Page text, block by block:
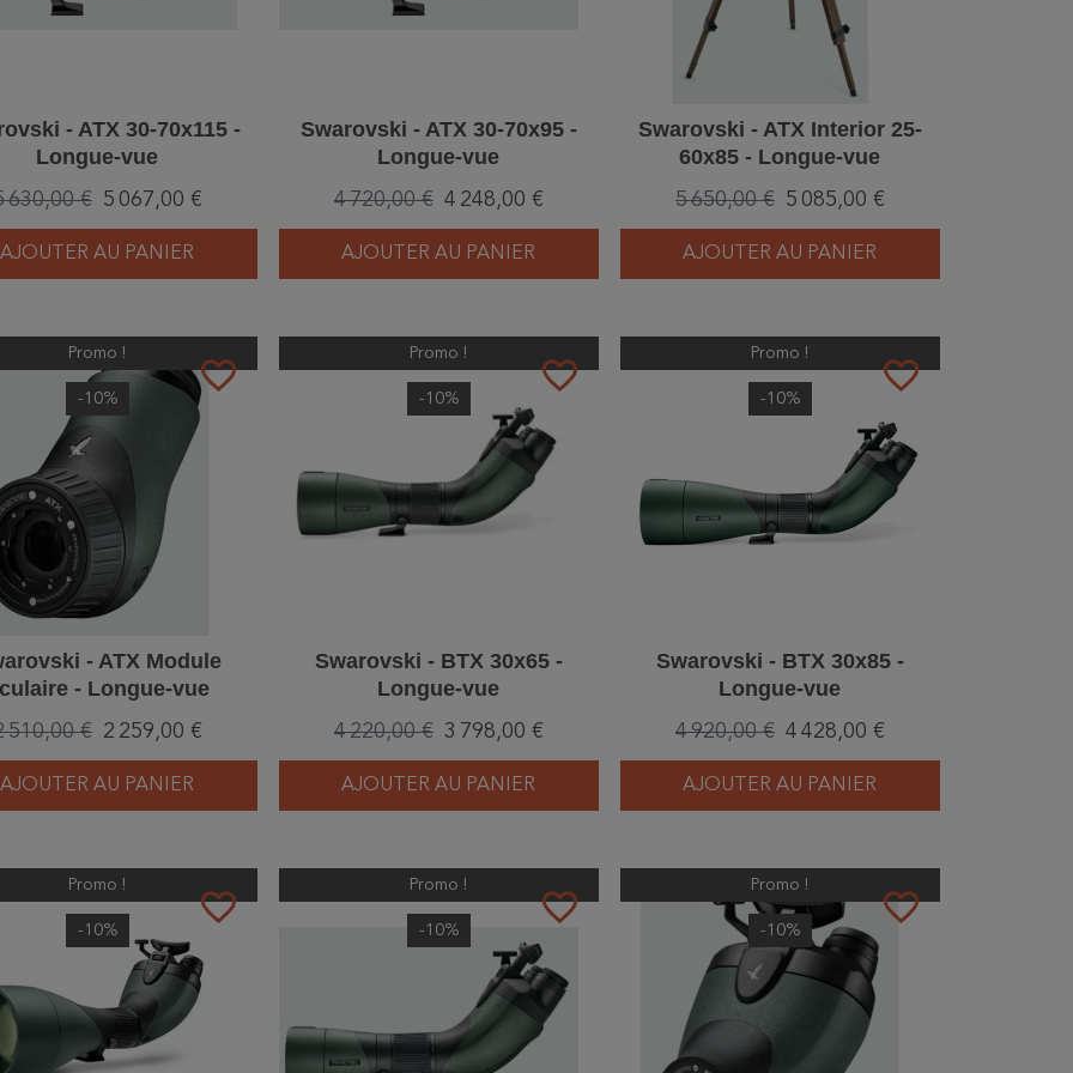
- ATX 30-70x115 -
Longue-vue
630,00 € 5 067,00 €
AJOUTER AU PANIER
Swarovski - ATX 30-70x95 -
Longue-vue
4 720,00 € 4 248,00 €
AJOUTER AU PANIER
Swarovski - ATX Interior 25-
60x85 - Longue-vue
5 650,00 € 5 085,00 €
AJOUTER AU PANIER
favorite_border
Promo !
-10%
- ATX Module
- Longue-vue
510,00 € 2 259,00 €
AJOUTER AU PANIER
favorite_border
Promo !
-10%
Swarovski - BTX 30x65 -
Longue-vue
4 220,00 € 3 798,00 €
AJOUTER AU PANIER
favorite_border
Promo !
-10%
Swarovski - BTX 30x85 -
Longue-vue
4 920,00 € 4 428,00 €
AJOUTER AU PANIER
favorite_border
Promo !
-10%
favorite_border
Promo !
-10%
favorite_border
Promo !
-10%